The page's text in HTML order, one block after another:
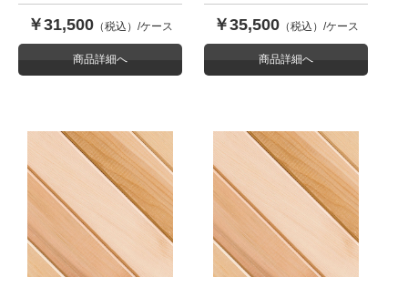
￥31,500 （税込）/ケース
商品詳細へ
￥35,500 （税込）/ケース
商品詳細へ